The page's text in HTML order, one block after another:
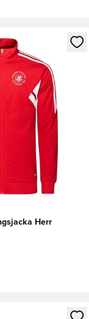
att logga in eller
Herr
att logga in eller